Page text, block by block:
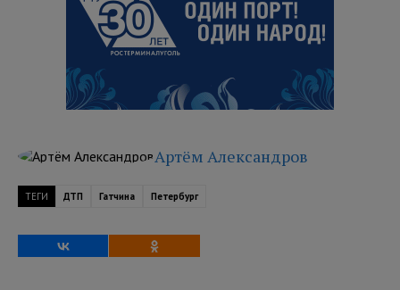
Артём Александров
ТЕГИ ДТП Гатчина Петербург